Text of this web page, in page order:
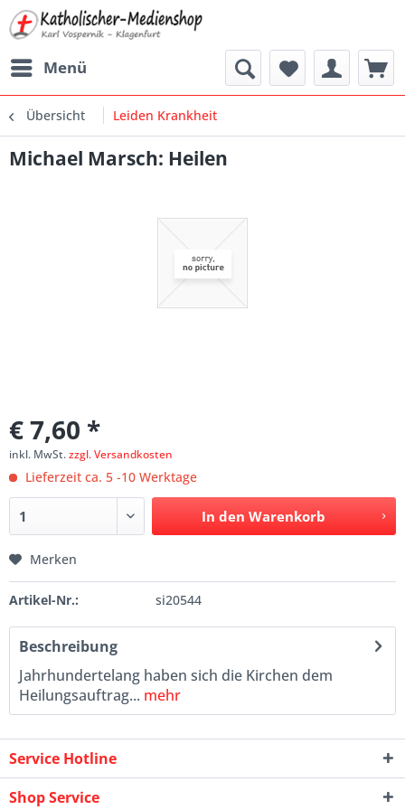
Menü
Übersicht Leiden Krankheit
Michael Marsch: Heilen
€ 7,60 *
inkl. MwSt.zzgl. Versandkosten
Lieferzeit ca. 5 -10 Werktage
In den Warenkorb
Merken
Artikel-Nr.: si20544
Beschreibung
Jahrhundertelang haben sich die Kirchen dem
Heilungsauftrag... mehr
Service Hotline
Shop Service